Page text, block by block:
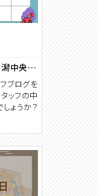
🎋カーセブン新潟中央店 ７月カレンダー🎋
ブログを
ッフの中
ょうか？